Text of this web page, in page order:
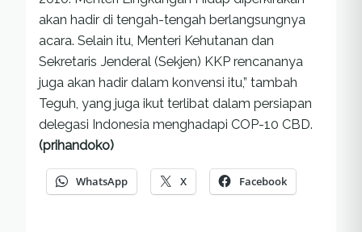
akan hadir di tengah-tengah berlangsungnya
acara. Selain itu, Menteri Kehutanan dan
Sekretaris Jenderal (Sekjen) KKP rencananya
juga akan hadir dalam konvensi itu,” tambah
Teguh, yang juga ikut terlibat dalam persiapan
delegasi Indonesia menghadapi COP-10 CBD.
(prihandoko)
WhatsApp X Facebook